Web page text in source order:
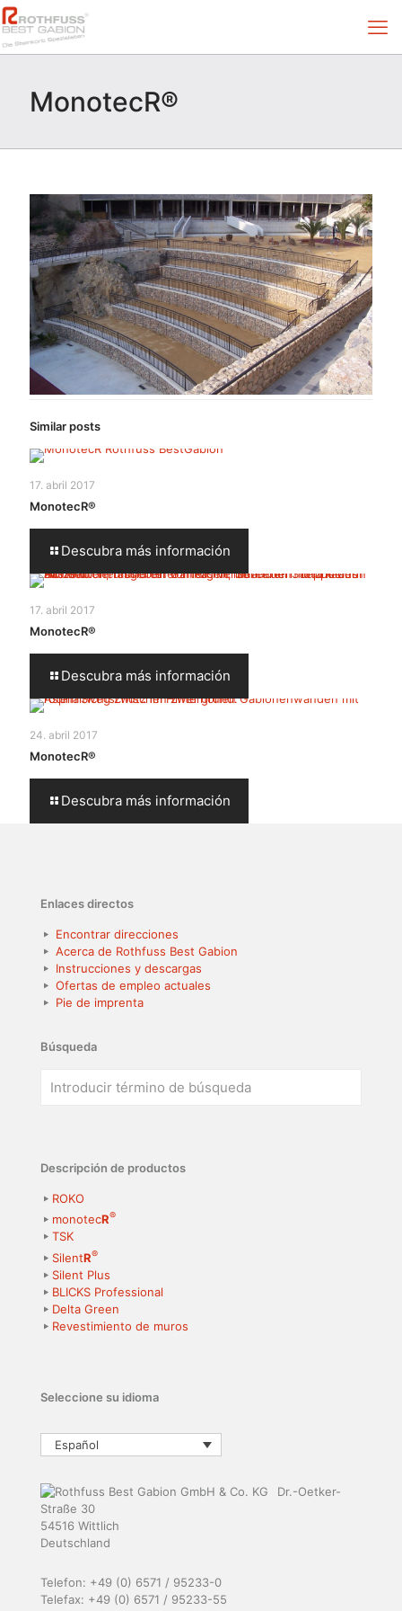
MonotecR®
Similar posts
17. abril 2017
MonotecR®
Descubra más información
17. abril 2017
MonotecR®
Descubra más información
24. abril 2017
MonotecR®
Descubra más información
Enlaces directos
Encontrar direcciones
Acerca de Rothfuss Best Gabion
Instrucciones y descargas
Ofertas de empleo actuales
Pie de imprenta
Búsqueda
Descripción de productos
ROKO
monotecR®
TSK
SilentR®
Silent Plus
BLICKS Professional
Delta Green
Revestimiento de muros
Seleccione su idioma
Español
Dr.-Oetker-
Straße 30
54516 Wittlich
Deutschland
Telefon: +49 (0) 6571 / 95233-0
Telefax: +49 (0) 6571 / 95233-55